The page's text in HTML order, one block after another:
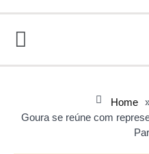
Home
Goura se reúne com